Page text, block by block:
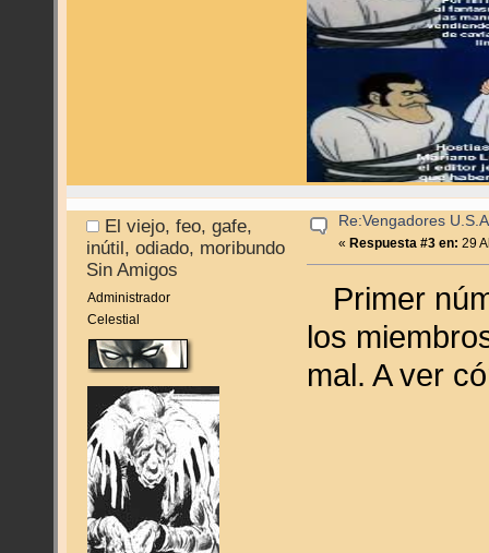
El viejo, feo, gafe,
inútil, odiado, moribundo
Sin Amigos
Administrador
Celestial
Re:Vengadores
« Respuesta #3 en: 29
Primer
los
mal. A ver